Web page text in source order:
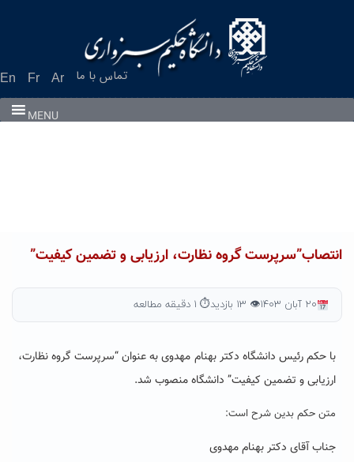
En Fr Ar تماس با ما
MENU
انتصاب”سرپرست گروه نظارت، ارزیابی و تضمین کیفیت”
۲۰ آبان ۱۴۰۳ 👁 ۱۳ بازدید ⏱ ۱ دقیقه مطالعه
با حکم رئیس دانشگاه دکتر بهنام مهدوی به عنوان “سرپرست گروه نظارت،
ارزیابی و تضمین کیفیت” دانشگاه منصوب شد.
متن حکم بدین شرح است:
جناب آقای دکتر بهنام مهدوی